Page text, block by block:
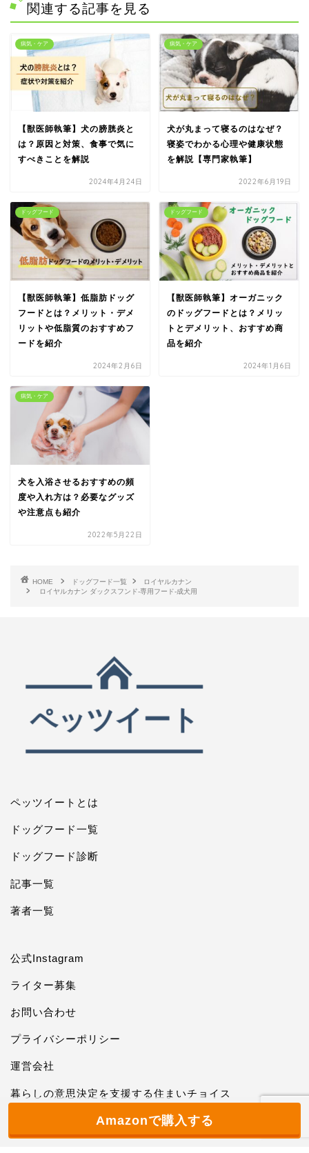
関連する記事を見る
病気・ケア
【獣医師執筆】犬の膀胱炎と
は？原因と対策、食事で気に
すべきことを解説
2024年4月24日
病気・ケア
犬が丸まって寝るのはなぜ？
寝姿でわかる心理や健康状態
を解説【専門家執筆】
2022年6月19日
ドッグフード
【獣医師執筆】低脂肪ドッグ
フードとは？メリット・デメ
リットや低脂質のおすすめフ
ードを紹介
2024年2月6日
ドッグフード
【獣医師執筆】オーガニック
のドッグフードとは？メリッ
トとデメリット、おすすめ商
品を紹介
2024年1月6日
病気・ケア
犬を入浴させるおすすめの頻
度や入れ方は？必要なグッズ
や注意点も紹介
2022年5月22日
HOME ドッグフード一覧
ロイヤルカナン
ロイヤルカナン ダックスフンド-専用フード-成犬用
ペッツイートとは
ドッグフード一覧
ドッグフード診断
記事一覧
著者一覧
公式Instagram
ライター募集
お問い合わせ
プライバシーポリシー
運営会社
暮らしの意思決定を支援する住まいチョイス
Amazonで購入する